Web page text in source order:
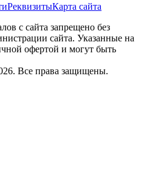
РеквизитыКарта сайта
с сайта запрещено без
сайта. Указанные на
офертой и могут быть
Все права защищены.